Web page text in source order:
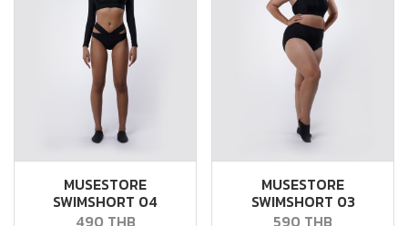
MUSESTORE
SWIMSHORT 04
490 THB
MUSESTORE
SWIMSHORT 03
590 THB